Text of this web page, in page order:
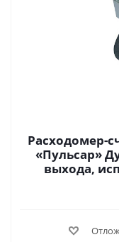
Расходомер-
«Пульсар»
выхода,